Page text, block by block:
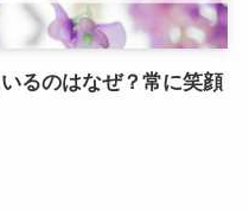
るのはなぜ？常に笑顔